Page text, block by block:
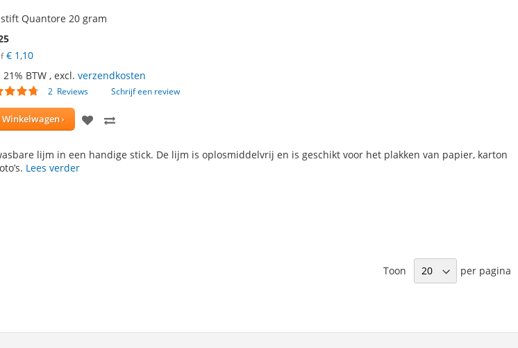
Quantore 20 gram
€ 1,10
21% BTW , excl. verzendkosten
2 Reviews Schrijf een review
Winkelwagen
VOEG
TE
lijm in een handige stick. De lijm is oplosmiddelvrij en is geschikt voor het plakken van papier, karton
Lees verder
Toon per pagina